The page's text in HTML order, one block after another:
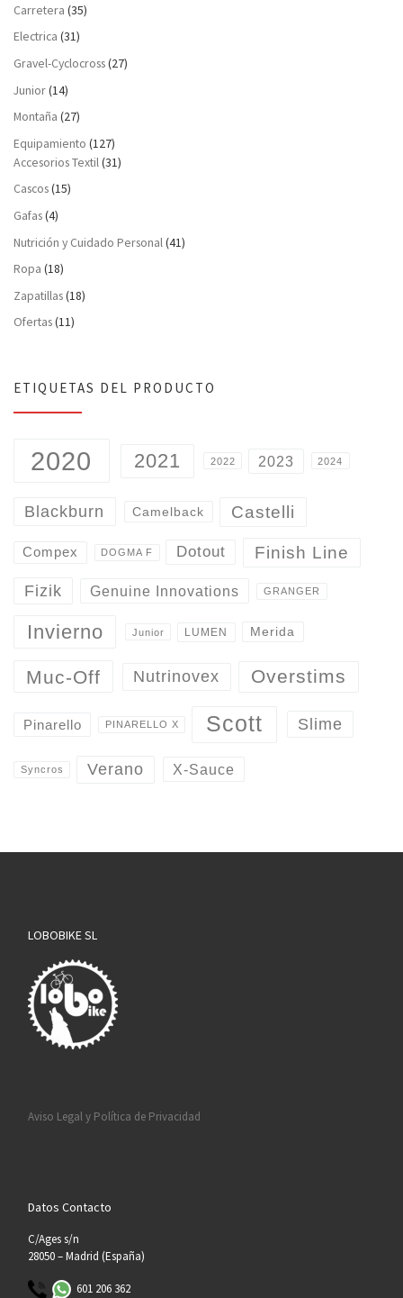
Carretera (35)
Electrica (31)
Gravel-Cyclocross(27)
Junior(14)
Montaña (27)
Equipamiento (127)
Accesorios Textil(31)
Cascos(15)
Gafas(4)
Nutrición y Cuidado Personal(41)
Ropa (18)
Zapatillas(18)
Ofertas(11)
ETIQUETAS DEL PRODUCTO
2020 2021 2022 2023 2024
Blackburn Camelback Castelli
Compex DOGMA F Dotout Finish Line
Fizik Genuine Innovations GRANGER
Invierno Junior LUMEN Merida
Muc-Off Nutrinovex Overstims
Pinarello PINARELLO X Scott Slime
Syncros Verano X-Sauce
LOBOBIKE SL
Aviso Legal y Política de Privacidad
Datos Contacto
C/Ages s/n
28050 – Madrid (España)
601 206 362